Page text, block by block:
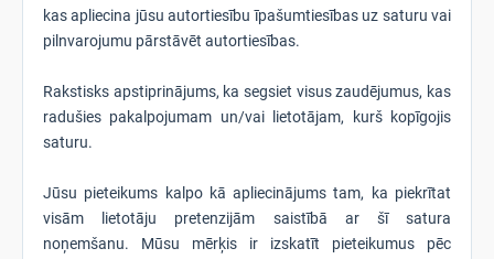
kas apliecina jūsu autortiesību īpašumtiesības uz saturu vai
pilnvarojumu pārstāvēt autortiesības.
Rakstisks apstiprinājums, ka segsiet visus zaudējumus, kas
radušies pakalpojumam un/vai lietotājam, kurš kopīgojis
saturu.
Jūsu pieteikums kalpo kā apliecinājums tam, ka piekrītat
visām lietotāju pretenzijām saistībā ar šī satura
noņemšanu. Mūsu mērķis ir izskatīt pieteikumus pēc